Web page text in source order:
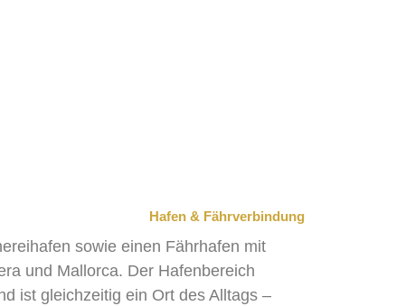
Hafen & Fährverbindung
sowie einen Fährhafen mit
und Mallorca. Der Hafenbereich
ist gleichzeitig ein Ort des Alltags –